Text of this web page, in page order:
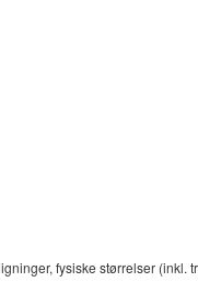
fysiske størrelser (inkl.